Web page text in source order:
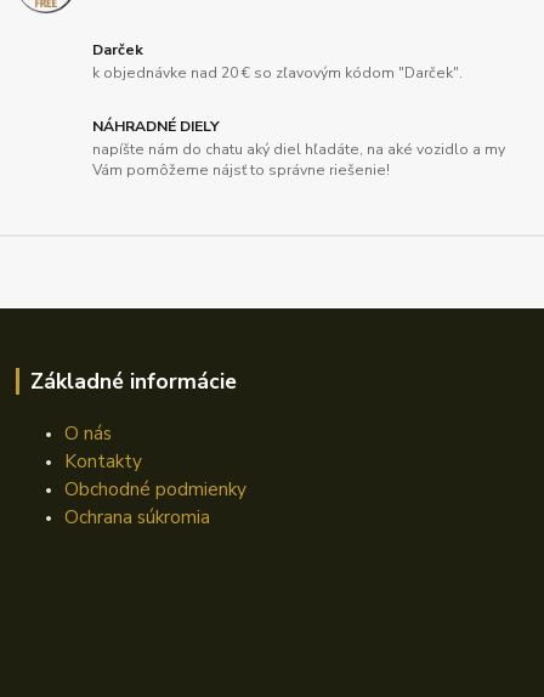
Darček
k objednávke nad 20 € so zľavovým kódom "Darček".
NÁHRADNÉ DIELY
napíšte nám do chatu aký diel hľadáte, na aké vozidlo a my
Vám pomôžeme nájsť to správne riešenie!
Základné informácie
O nás
Kontakty
Obchodné podmienky
Ochrana súkromia